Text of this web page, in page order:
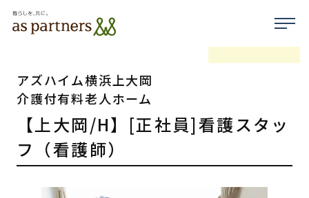
アズハイム横浜上大岡
介護付有料老人ホーム
【上大岡/H】[正社員]看護スタッ
フ（看護師）